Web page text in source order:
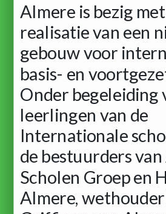
Almere is bezig
realisatie van een
gebouw voor
basis- en
Onder begeleiding
leerlingen van de
Internationale
de bestuurders
Scholen Groep en
Almere,